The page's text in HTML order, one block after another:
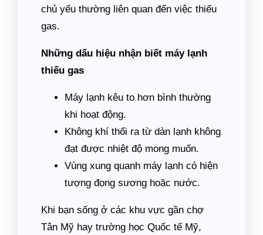
chủ yếu thường liên quan đến việc thiếu
gas.
Những dấu hiệu nhận biết máy lạnh
thiếu gas
Máy lạnh kêu to hơn bình thường
khi hoạt động.
Không khí thổi ra từ dàn lạnh không
đạt được nhiệt độ mong muốn.
Vùng xung quanh máy lạnh có hiện
tượng đọng sương hoặc nước.
Khi bạn sống ở các khu vực gần chợ
Tân Mỹ hay trường học Quốc tế Mỹ,